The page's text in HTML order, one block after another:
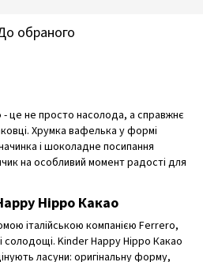
обраного
- це не просто насолода, а справжнє
Хрумка вафелька у формі
і шоколадне посипання
на особливий момент радості для
Hippo Какао
італійською компанією Ferrero,
солодощі. Kinder Happy Hippo Какао
ласуни: оригінальну форму,